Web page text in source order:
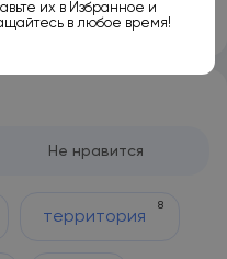
их в Избранное и
в любое время!
Не нравится
территория
8